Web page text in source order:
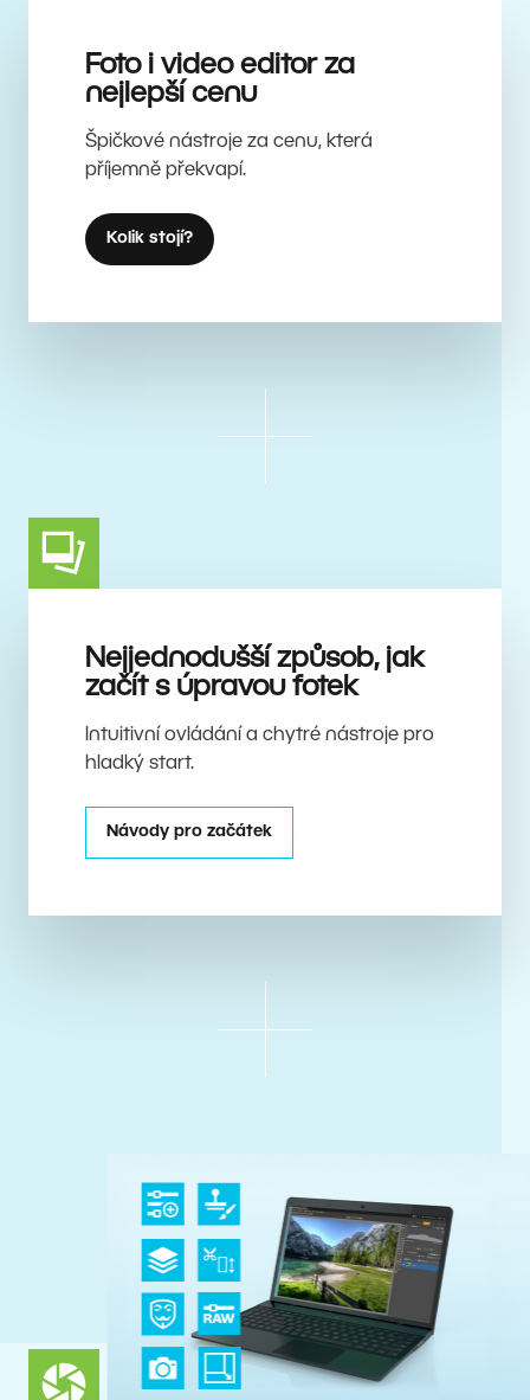
Foto i video editor za
nejlepší cenu
Špičkové nástroje za cenu, která
příjemně překvapí.
Kolik stojí?
Nejjednodušší způsob, jak
začít s úpravou fotek
Intuitivní ovládání a chytré nástroje pro
hladký start.
Návody pro začátek